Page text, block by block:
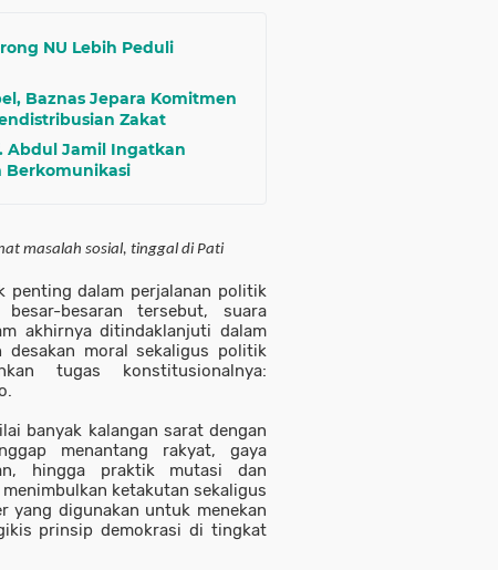
NU Lebih Peduli
Baznas Jepara Komitmen
Zakat
Abdul Jamil Ingatkan
Berkomunikasi
masalah sosial, tinggal di Pati
penting dalam perjalanan politik
besaran tersebut, suara
akhirnya ditindaklanjuti dalam
desakan moral sekaligus politik
tugas konstitusionalnya:
banyak kalangan sarat dengan
menantang rakyat, gaya
hingga praktik mutasi dan
ketakutan sekaligus
yang digunakan untuk menekan
prinsip demokrasi di tingkat